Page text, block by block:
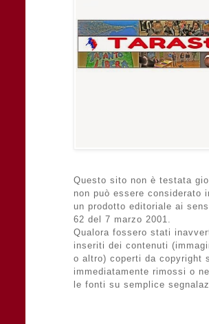
Questo sito non è testata
non può essere considerato
un prodotto editoriale ai
62 del 7 marzo 2001.
Qualora fossero stati
inseriti dei contenuti
o altro) coperti da copyright
immediatamente rimossi o
le fonti su semplice